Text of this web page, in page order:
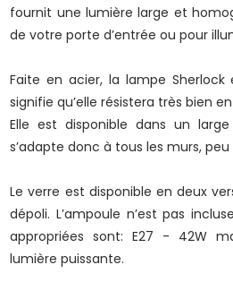
fournit une lumière large et
de votre porte d’entrée ou pour
Faite en acier, la lampe
signifie qu’elle résistera très bien
Elle est disponible dans un
s’adapte donc à tous les murs,
Le verre est disponible en deux
dépoli. L’ampoule n’est pas
appropriées sont: E27 - 42W
lumière puissante.